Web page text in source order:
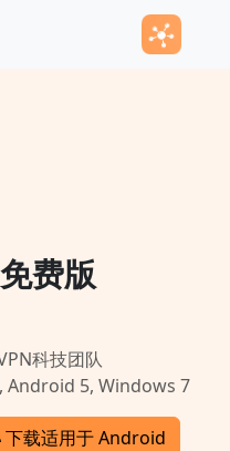
费版
科技团队
Android 5, Windows 7
下载适用于 Android